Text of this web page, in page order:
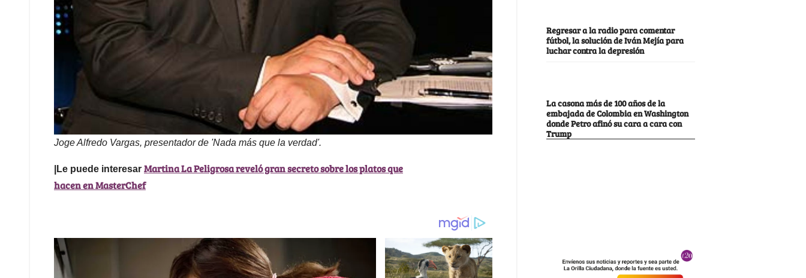
Joge Alfredo Vargas, presentador de 'Nada más que la verdad'.
|Le puede interesar Martina La Peligrosa reveló gran secreto sobre los platos que
hacen en MasterChef
Regresar a la radio para comentar
fútbol, la solución de Iván Mejía para
luchar contra la depresión
La casona más de 100 años de la
embajada de Colombia en Washington
donde Petro afinó su cara a cara con
Trump